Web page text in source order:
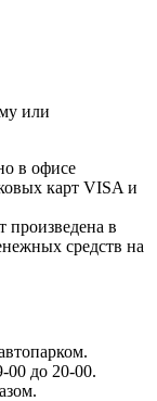
или
в офисе
карт VISA и
произведена в
средств на
00 до 20-00.